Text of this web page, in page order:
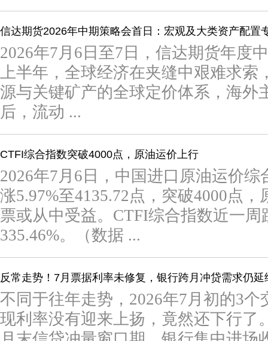
信达期货2026年中期策略会首日：宏观及大类资产配置
2026年7月6日至7日，信达期货年度
上半年，全球经济在夹缝中艰难求索
源与关键矿产的全球定价体系，海外
后，流动 ...
CTFI综合指数突破4000点，原油运价上行
2026年7月6日，中国进口原油运价
涨5.97%至4135.72点，突破4000点
票或从中受益。CTFI综合指数近一周
335.46%。（数据 ...
反常走势！7月票据利率未修复，银行跨月冲贷需求仍延
不同于往年走势，2026年7月初的3
现利率没有迎来上扬，竟然还下行了